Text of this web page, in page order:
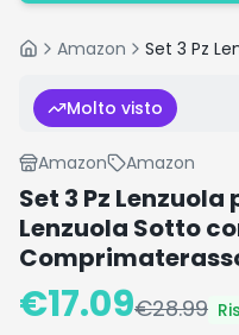
HomeAmazon
Molto visto
Amazon Amazon
Set 3 Pz Lenzuola
Lenzuola Sotto
€17.09€28.99